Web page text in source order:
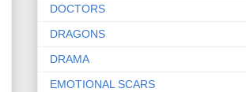
DOCTORS
DRAGONS
DRAMA
EMOTIONAL SCARS